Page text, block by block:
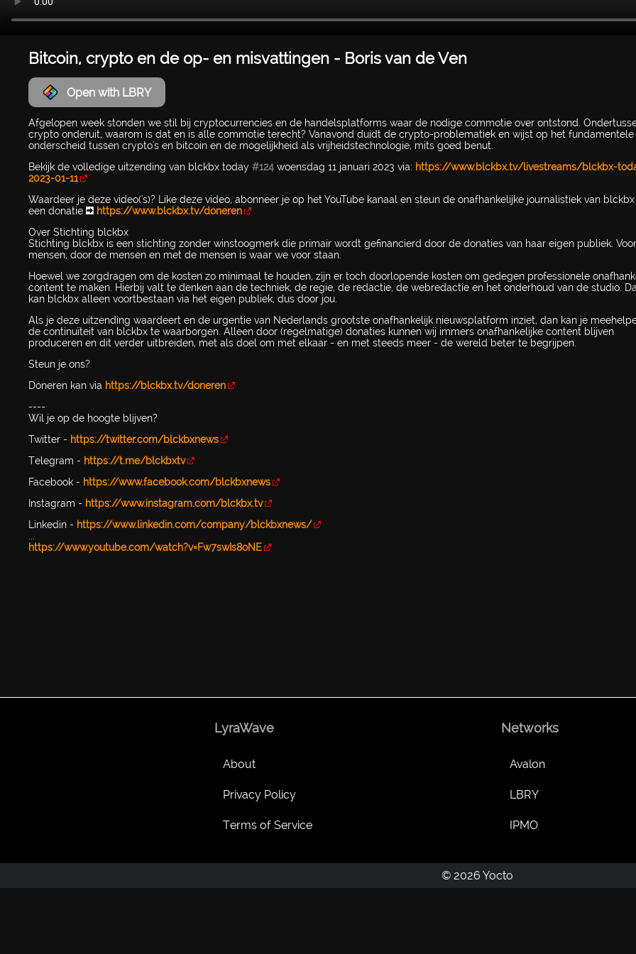
Bitcoin, crypto en de op- en misvattingen - Boris van de Ven
Open with LBRY
Afgelopen week stonden we stil bij cryptocurrencies en de handelsplatforms waar de nodige commotie over ontstond.
crypto onderuit, waarom is dat en is alle commotie terecht? Vanavond duidt de crypto-problematiek en wijst op het fundamentele
onderscheid tussen crypto's en bitcoin en de mogelijkheid als vrijheidstechnologie, mits goed benut.
Bekijk de volledige uitzending van blckbx today #124 woensdag 11 januari 2023 via: https://www.blckbx.tv/livestreams/blckbx-
2023-01-11
Waardeer je deze video('s)? Like deze video, abonneer je op het YouTube kanaal en steun de onafhankelijke journalistiek van
een donatie ➡ https://www.blckbx.tv/doneren
Over Stichting blckbx
Stichting blckbx is een stichting zonder winstoogmerk die primair wordt gefinancierd door de donaties van haar eigen publiek.
mensen, door de mensen en met de mensen is waar we voor staan.
Hoewel we zorgdragen om de kosten zo minimaal te houden, zijn er toch doorlopende kosten om gedegen professionele
content te maken. Hierbij valt te denken aan de techniek, de regie, de redactie, de webredactie en het onderhoud van de studio.
kan blckbx alleen voortbestaan via het eigen publiek, dus door jou.
Als je deze uitzending waardeert en de urgentie van Nederlands grootste onafhankelijk nieuwsplatform inziet, dan kan je
de continuïteit van blckbx te waarborgen. Alleen door (regelmatige) donaties kunnen wij immers onafhankelijke content blijven
produceren en dit verder uitbreiden, met als doel om met elkaar - en met steeds meer - de wereld beter te begrijpen.
Steun je ons?
Doneren kan via https://blckbx.tv/doneren
----
Wil je op de hoogte blijven?
Twitter - https://twitter.com/blckbxnews
Telegram - https://t.me/blckbxtv
Facebook - https://www.facebook.com/blckbxnews
Instagram - https://www.instagram.com/blckbx.tv
Linkedin - https://www.linkedin.com/company/blckbxnews/
...
https://www.youtube.com/watch?v=Fw7swIs8oNE
LyraWave
About
Privacy Policy
Terms of Service
Networks
Avalon
LBRY
IPMO
© 2026 Yocto